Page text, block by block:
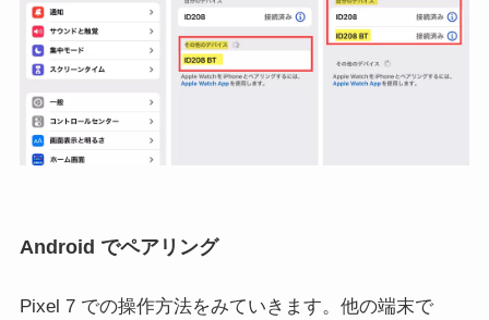
Android でペアリング
Pixel 7 での操作方法をみていきます。他の端末で